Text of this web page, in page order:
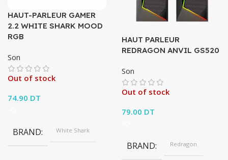
HAUT-PARLEUR GAMER
2.2 WHITE SHARK MOOD
RGB
Son
Out of stock
74.90 DT
BRAND White Shark
HAUT PARLEUR
REDRAGON ANVIL GS520
Son
Out of stock
79.00 DT
BRAND Redragon